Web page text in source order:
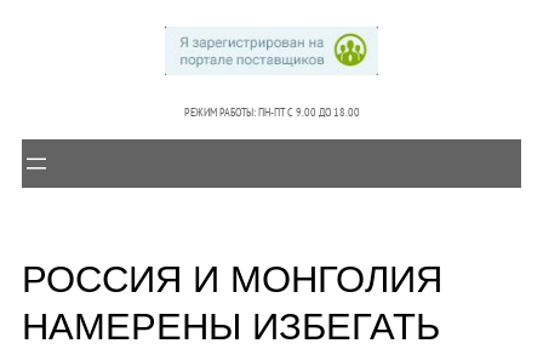
РЕЖИМ РАБОТЫ: ПН-ПТ C 9.00 ДО 18.00
РОССИЯ И МОНГОЛИЯ
НАМЕРЕНЫ ИЗБЕГАТЬ